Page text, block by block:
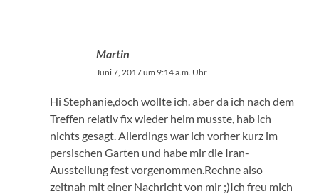
Martin
Juni 7, 2017 um 9:14 a.m. Uhr
Hi Stephanie,doch wollte ich. aber da ich nach dem
Treffen relativ fix wieder heim musste, hab ich
nichts gesagt. Allerdings war ich vorher kurz im
persischen Garten und habe mir die Iran-
Ausstellung fest vorgenommen.Rechne also
zeitnah mit einer Nachricht von mir ;)Ich freu mich